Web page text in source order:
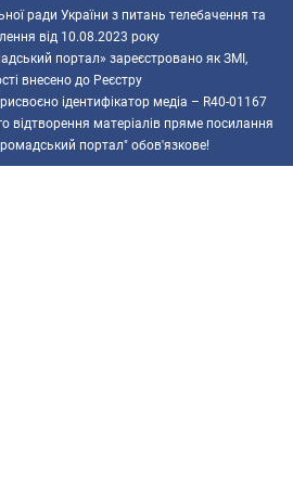
ради України з питань телебачення та
від 10.08.2023 року
портал» зареєстровано як ЗМІ,
внесено до Реєстру
ідентифікатор медіа – R40-01167
відтворення матеріалів пряме посилання
портал" обов'язкове!